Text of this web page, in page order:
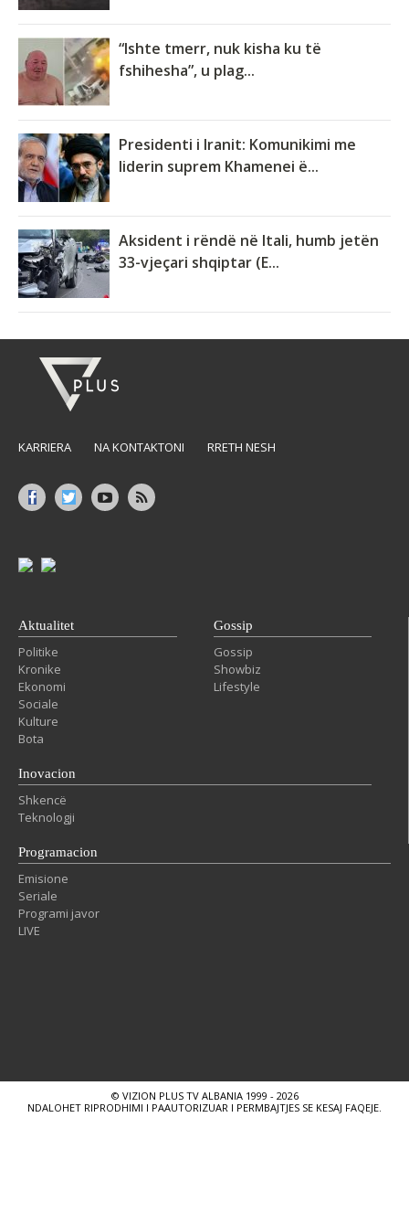
“Ishte tmerr, nuk kisha ku të
fshihesha”, u plag...
Presidenti i Iranit: Komunikimi me
liderin suprem Khamenei ë...
Aksident i rëndë në Itali, humb jetën
33-vjeçari shqiptar (E...
KARRIERA NA KONTAKTONI RRETH NESH
Aktualitet
Politike
Kronike
Ekonomi
Sociale
Kulture
Bota
Gossip
Gossip
Showbiz
Lifestyle
Inovacion
Shkencë
Teknologji
Programacion
Emisione
Seriale
Programi javor
LIVE
© VIZION PLUS TV ALBANIA 1999 - 2026
NDALOHET RIPRODHIMI I PAAUTORIZUAR I PERMBAJTJES SE KESAJ FAQEJE.